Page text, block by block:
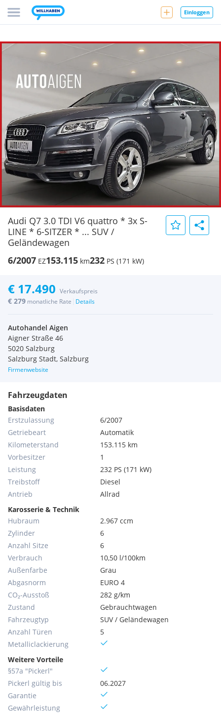
Einloggen
Audi Q7 3.0 TDI V6 quattro * 3x S-
LINE * 6-SITZER * ... SUV /
Geländewagen
6/2007 EZ153.115 km232 PS (171 kW)
€ 17.490 Verkaufspreis
€ 279 monatliche Rate Details
Autohandel Aigen
Aigner Straße 46
5020 Salzburg
Salzburg Stadt, Salzburg
Firmenwebsite
Fahrzeugdaten
Basisdaten
Erstzulassung
6/2007
Getriebeart
Automatik
Kilometerstand
153.115 km
Vorbesitzer
1
Leistung
232 PS (171 kW)
Treibstoff
Diesel
Antrieb
Allrad
Karosserie & Technik
Hubraum
2.967 ccm
Zylinder
6
Anzahl Sitze
6
Verbrauch
10,50 l/100km
Außenfarbe
Grau
Abgasnorm
EURO 4
CO₂-Ausstoß
282 g/km
Zustand
Gebrauchtwagen
Fahrzeugtyp
SUV / Geländewagen
Anzahl Türen
5
Metallic­lackierung
Weitere Vorteile
§57a "Pickerl"
Pickerl gültig bis
06.2027
Garantie
Gewährleistung